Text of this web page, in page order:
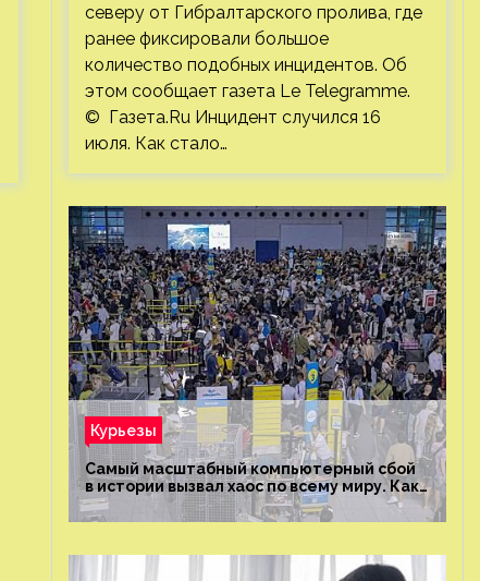
северу от Гибралтарского пролива, где
ранее фиксировали большое
количество подобных инцидентов. Об
этом сообщает газета Le Telegramme.
© Газета.Ru Инцидент случился 16
июля. Как стало…
Курьезы
Самый масштабный компьютерный сбой
в истории вызвал хаос по всему миру. Как
это было?